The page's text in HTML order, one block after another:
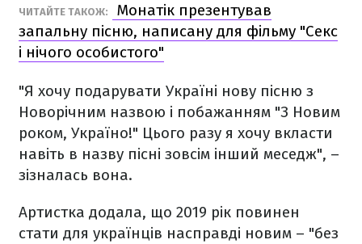
ЧИТАЙТЕ ТАКОЖ:
Монатік презентував
запальну пісню, написану для фільму "Секс
і нічого особистого"
"Я хочу подарувати Україні нову пісню з
Новорічним назвою і побажанням "З Новим
роком, Україно!" Цього разу я хочу вкласти
навіть в назву пісні зовсім інший меседж", –
зізналась вона.
Артистка додала, що 2019 рік повинен
стати для українців насправді новим – "без